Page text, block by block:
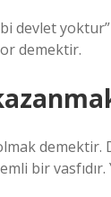
devlet
demektir.
demektir.
bir